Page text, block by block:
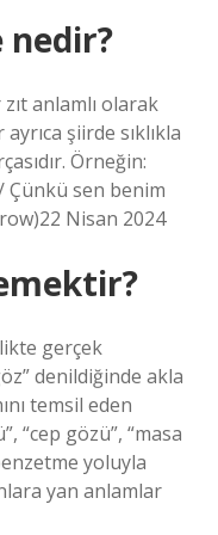
nedir?
anlamlı olarak
şiirde sıklıkla
Örneğin:
Çünkü sen benim
Nisan 2024
gerçek
denildiğinde akla
temsil eden
“cep gözü”, “masa
yoluyla
yan anlamlar